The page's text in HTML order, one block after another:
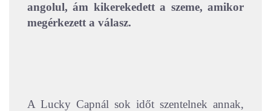
angolul, ám kikerekedett a szeme, amikor
megérkezett a válasz.
A Lucky Capnál sok időt szentelnek annak,